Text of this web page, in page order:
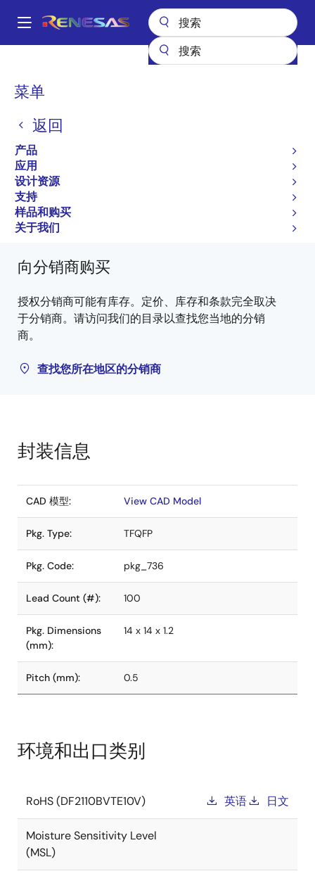
到
Main
菜单
返回
产品
应用
设计资源
支持
样品和购买
关于我们
面
屑
H8S/2110B DF2110BVTE10V
DF2110BVTE10V
过时
Microcontrollers for Office Equipment
Applications
H8S/2110B Group Hardware Manual
有关 H8S/2110B 的所有信息
向分销商购买
授权分销商可能有库存。定价、库存和条款完全取决
于分销商。请访问我们的目录以查找您当地的分销
商。
查找您所在地区的分销商
封装信息
CAD 模型: View CAD Model
Pkg. Type: TFQFP
Pkg. Code: pkg_736
Lead Count (#): 100
Pkg. Dimensions
(mm):
14 x 14 x 1.2
Pitch (mm): 0.5
环境和出口类别
RoHS (DF2110BVTE10V) 英语 日文
Moisture Sensitivity Level
(MSL)